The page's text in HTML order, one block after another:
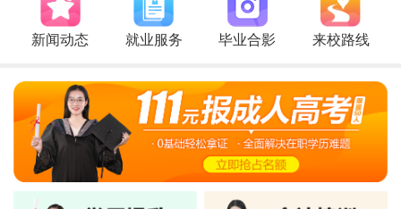
新闻动态 就业服务 毕业合影 来校路线